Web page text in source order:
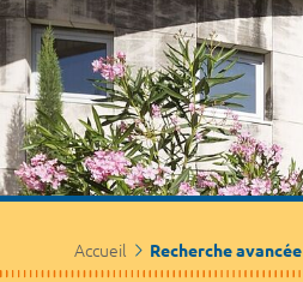
Accueil Recherche avancée